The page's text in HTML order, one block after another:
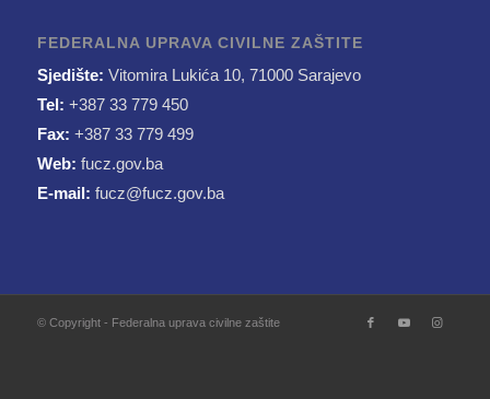
FEDERALNA UPRAVA CIVILNE ZAŠTITE
Sjedište: Vitomira Lukića 10, 71000 Sarajevo
Tel: +387 33 779 450
Fax: +387 33 779 499
Web: fucz.gov.ba
E-mail: fucz@fucz.gov.ba
© Copyright - Federalna uprava civilne zaštite